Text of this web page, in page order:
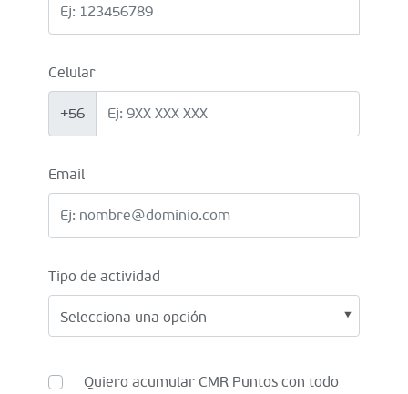
Celular
+56
Email
Tipo de actividad
Quiero acumular CMR Puntos con todo